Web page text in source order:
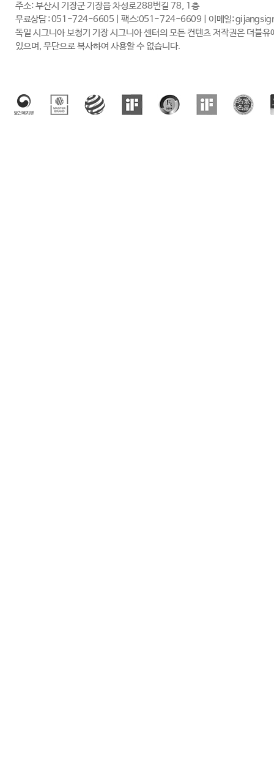
주소: 부산시 기장군 기장읍 차성로288번길 78, 1층
무료상담 : 051-724-6605 | 팩스:051-724-6609 | 이메일:
있으며, 무단으로 복사하여 사용할 수 없습니다.